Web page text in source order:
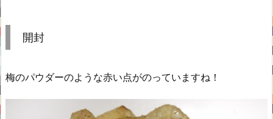
開封
梅のパウダーのような赤い点がのっていますね！